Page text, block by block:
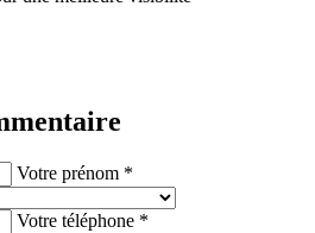
Votre prénom *
Votre téléphone *